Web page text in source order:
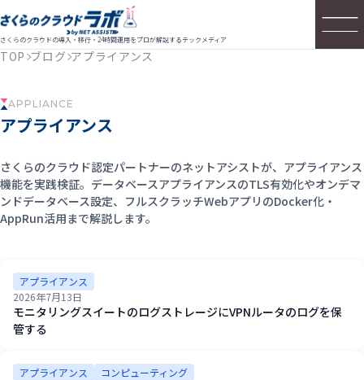
さくらのクラウドの導入・移行・24時間運用をプロが解説するテックメディア
TOP ブログ アプライアンス
APPLIANCE
アプライアンス
さくらのクラウド認定パートナーのネットアシストが、アプライアンス
機能を実践検証。データベースアプライアンスのTLS有効化やオンデマ
ンドデータベース設定、フルスクラッチWebアプリのDocker化・
AppRun活用まで解説します。
アプライアンス
2026年7月13日
モニタリングスイートのログストレージにVPNルータのログを保
管する
アプライアンス
コンピューティング